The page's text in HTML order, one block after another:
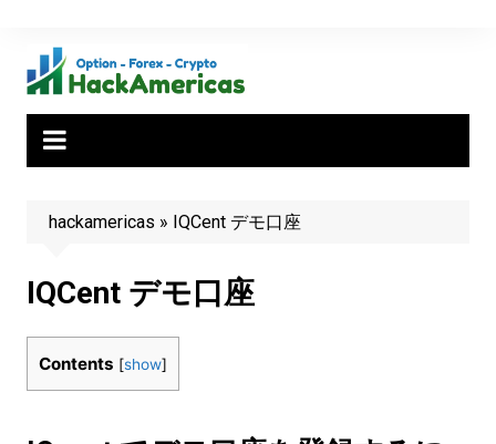
content
hackamericas » IQCent デモ口座
IQCent デモ口座
Contents [show]